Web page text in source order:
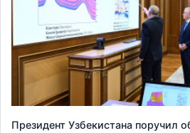
Президент Узбекистана поручил